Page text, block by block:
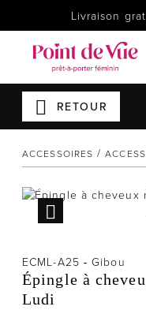
Livraison
RETOUR
ACCESSOIRES
ECML-A25 - Gibou
Épingle à
Ludi